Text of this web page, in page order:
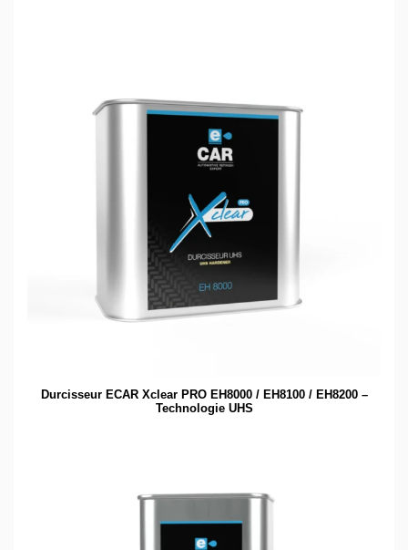
Durcisseur ECAR Xclear PRO EH8000 / EH8100 / EH8200 –
Technologie UHS